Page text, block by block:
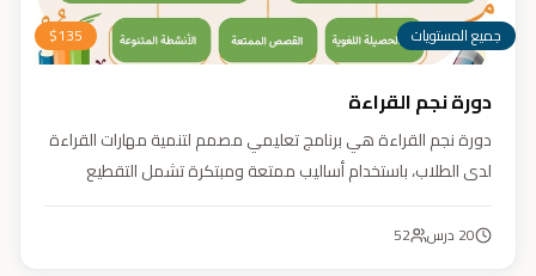
جميع المستويات $135
دورة نجم القراءة
دورة نجم القراءة هي برنامج تعليمي مصمم لتنمية مهارات القراءة
لدى الطلاب، باستخدام أساليب ممتعة ومبتكرة تشمل التقطيع
والمحادثات. يهدف البرنامج إلى تعزيز قدرات الطلاب في التمييز بين
20 درس 52